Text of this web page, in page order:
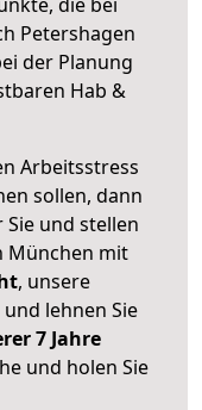
Petershagen
der Planung
Hab &
Arbeitsstress
sollen, dann
und stellen
München mit
, unsere
lehnen Sie
7 Jahre
und holen Sie